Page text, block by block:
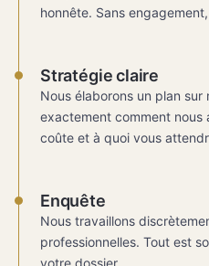
honnête. Sans
Stratégie claire
Nous élaborons un plan sur
exactement comment nous
coûte et à quoi vous
Enquête
Nous travaillons
professionnelles. Tout est
votre dossier.